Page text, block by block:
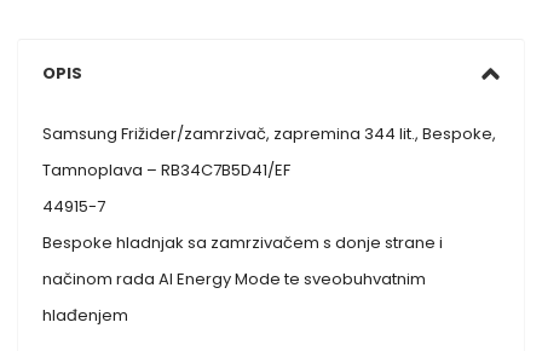
OPIS
Samsung Frižider/zamrzivač, zapremina 344 lit., Bespoke,
Tamnoplava – RB34C7B5D41/EF
44915-7
Bespoke hladnjak sa zamrzivačem s donje strane i
načinom rada AI Energy Mode te sveobuhvatnim
hlađenjem